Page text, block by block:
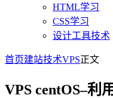
HTML学习
CSS学习
设计工具技术
首页建站技术VPS正文
VPS centOS–利